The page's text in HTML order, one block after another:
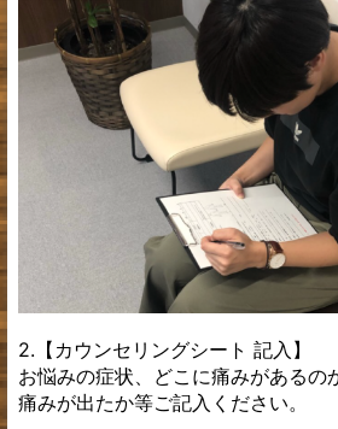
2.【カウンセリングシート 記入】
お悩みの症状、どこに痛みがあるの
痛みが出たか等ご記入ください。